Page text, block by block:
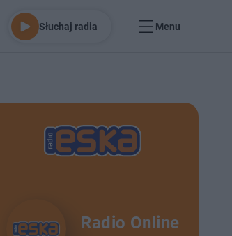
Słuchaj radia Menu
Radio Online